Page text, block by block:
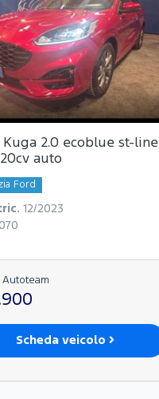
Kuga 2.0 ecoblue st-line
auto
Ford
12/2023
Autoteam
Scheda veicolo